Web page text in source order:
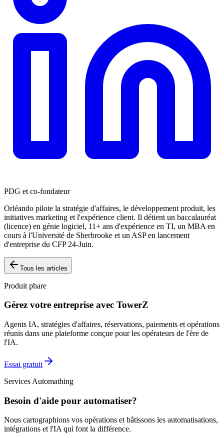
PDG et co-fondateur
Orléando pilote la stratégie d'affaires, le développement produit, les
initiatives marketing et l'expérience client. Il détient un baccalauréat
(licence) en génie logiciel, 11+ ans d'expérience en TI, un MBA en
cours à l'Université de Sherbrooke et un ASP en lancement
d'entreprise du CFP 24-Juin.
Tous les articles
Produit phare
Gérez votre entreprise avec TowerZ
Agents IA, stratégies d'affaires, réservations, paiements et opérations
réunis dans une plateforme conçue pour les opérateurs de l'ère de
l'IA.
Essai gratuit
Services Automathing
Besoin d'aide pour automatiser?
Nous cartographions vos opérations et bâtissons les automatisations,
intégrations et l'IA qui font la différence.